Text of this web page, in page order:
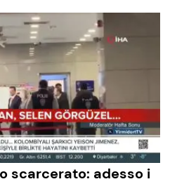
scarcerato: adesso i